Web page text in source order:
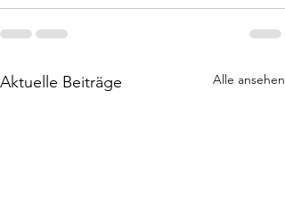
Aktuelle Beiträge Alle ansehen